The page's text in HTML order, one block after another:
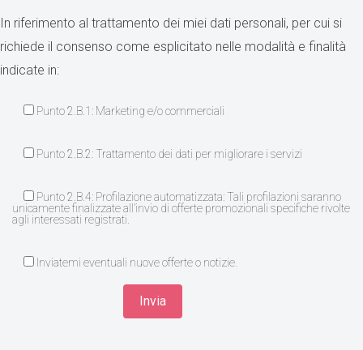
In riferimento al trattamento dei miei dati personali, per cui si
richiede il consenso come esplicitato nelle modalità e finalità
indicate in:
Punto 2.B.1: Marketing e/o commerciali
Punto 2.B.2: Trattamento dei dati per migliorare i servizi
Punto 2.B.4: Profilazione automatizzata: Tali profilazioni saranno
unicamente finalizzate all’invio di offerte promozionali specifiche rivolte
agli interessati registrati.
Inviatemi eventuali nuove offerte o notizie.